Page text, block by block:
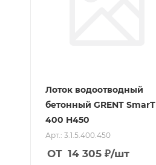
Лоток водоотводный
бетонный GRENT SmarT
400 H450
Арт.: 3.1.5.400.450
ОТ 14 305 ₽/шт